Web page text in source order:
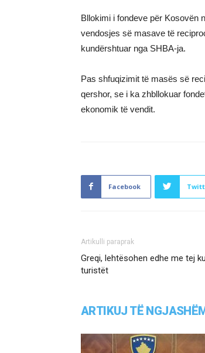
Bllokimi i fondeve për Kosovën
vendosjes së masave të
kundërshtuar nga SHBA-ja.
Pas shfuqizimit të masës së
qershor, se i ka zhbllokuar
ekonomik të vendit.
Facebook
Artikulli paraprak
Greqi, lehtësohen edhe me tej
turistët
ARTIKUJ TË